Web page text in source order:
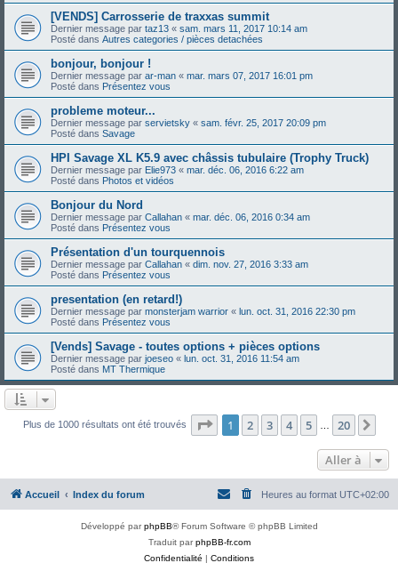
[VENDS] Carrosserie de traxxas summit
Dernier message par taz13 « sam. mars 11, 2017 10:14 am
Posté dans Autres categories / pièces detachées
bonjour, bonjour !
Dernier message par ar-man « mar. mars 07, 2017 16:01 pm
Posté dans Présentez vous
probleme moteur...
Dernier message par servietsky « sam. févr. 25, 2017 20:09 pm
Posté dans Savage
HPI Savage XL K5.9 avec châssis tubulaire (Trophy Truck)
Dernier message par Elie973 « mar. déc. 06, 2016 6:22 am
Posté dans Photos et vidéos
Bonjour du Nord
Dernier message par Callahan « mar. déc. 06, 2016 0:34 am
Posté dans Présentez vous
Présentation d'un tourquennois
Dernier message par Callahan « dim. nov. 27, 2016 3:33 am
Posté dans Présentez vous
presentation (en retard!)
Dernier message par monsterjam warrior « lun. oct. 31, 2016 22:30 pm
Posté dans Présentez vous
[Vends] Savage - toutes options + pièces options
Dernier message par joeseo « lun. oct. 31, 2016 11:54 am
Posté dans MT Thermique
Plus de 1000 résultats ont été trouvés Page 1sur20
1 2 3 4 5 20
Aller à
Accueil Index du forum Heures au format UTC+02:00
Développé parphpBB® Forum Software © phpBB Limited
Traduit parphpBB-fr.com
Confidentialité | Conditions